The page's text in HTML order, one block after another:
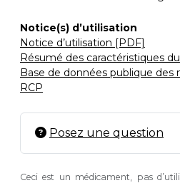
Notice(s) d’utilisation
Notice d’utilisation [PDF]
Résumé des caractéristiques
Base de données publique des
RCP
Posez une question
Ceci est un médicament, pas